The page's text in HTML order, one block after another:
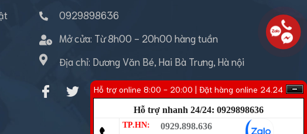
0929898636
Mở cửa: Từ 8h00 - 20h00 hàng tuần
Địa chỉ: Dương Văn Bé, Hai Bà Trưng, Hà nội
Hỗ trợ online 8:00 - 20:00 | Đặt hàng online 24.24
Hỗ trợ nhanh 24/24: 0929898636
TP.HN: 0929.898.636